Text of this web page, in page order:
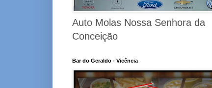
Auto Molas Nossa Senhora da
Conceição
Bar do Geraldo - Vicência